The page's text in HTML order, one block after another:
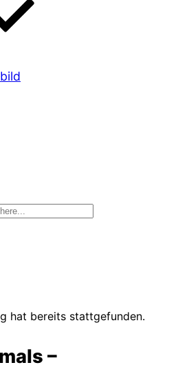
hat bereits stattgefunden.
–